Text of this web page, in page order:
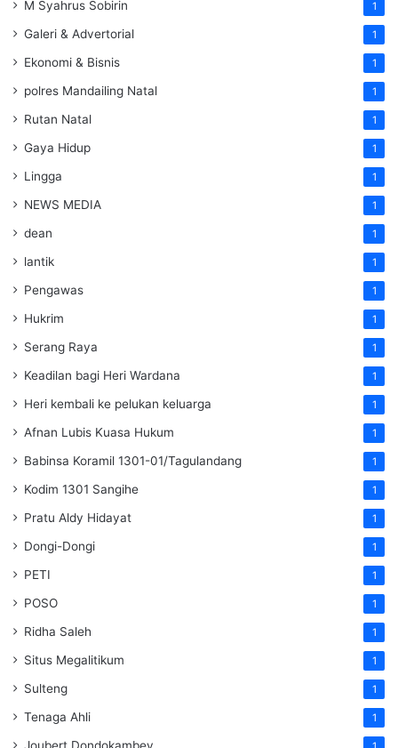
M Syahrus Sobirin 1
Galeri & Advertorial 1
Ekonomi & Bisnis 1
polres Mandailing Natal 1
Rutan Natal 1
Gaya Hidup 1
Lingga 1
NEWS MEDIA 1
dean 1
lantik 1
Pengawas 1
Hukrim 1
Serang Raya 1
Keadilan bagi Heri Wardana 1
Heri kembali ke pelukan keluarga 1
Afnan Lubis Kuasa Hukum 1
Babinsa Koramil 1301-01/Tagulandang 1
Kodim 1301 Sangihe 1
Pratu Aldy Hidayat 1
Dongi-Dongi 1
PETI 1
POSO 1
Ridha Saleh 1
Situs Megalitikum 1
Sulteng 1
Tenaga Ahli 1